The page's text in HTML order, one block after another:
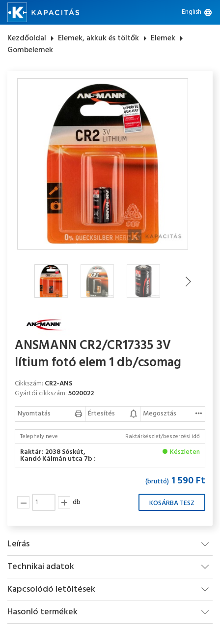
English language
Kezdőoldal arrow_right Elemek, akkuk és töltők arrow_right Elemek arrow_right
Gombelemek
ANSMANN CR2/CR17335 3V
lítium fotó elem 1 db/csomag
Cikkszám: CR2-ANS
Gyártói cikkszám:5020022
Nyomtatás
Értesítés Megosztás
Telephely neve Raktárkészlet/beszerzési idő
Raktár: 2038 Sóskút,
Kandó Kálmán utca 7b :
Készleten
(bruttó) 1 590 Ft
db
Leírás
Technikai adatok
Kapcsolódó letöltések
Hasonló termékek